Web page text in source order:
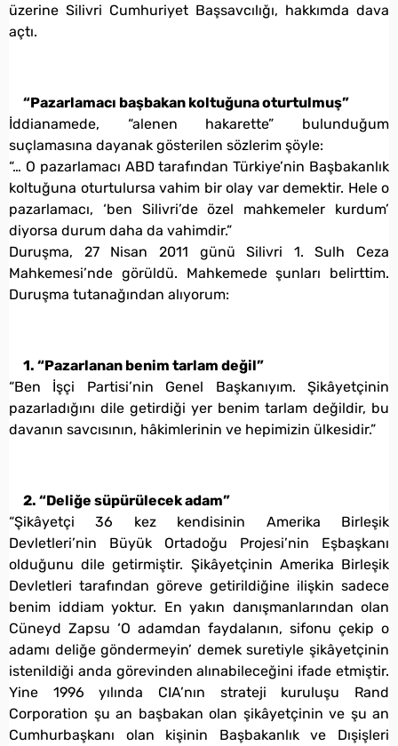
üzerine Silivri Cumhuriyet Başsavcılığı, hakkımda dava
açtı.
“Pazarlamacı başbakan koltuğuna oturtulmuş”
İddianamede, “alenen hakarette” bulunduğum
suçlamasına dayanak gösterilen sözlerim şöyle:
“… O pazarlamacı ABD tarafından Türkiye’nin Başbakanlık
koltuğuna oturtulursa vahim bir olay var demektir. Hele o
pazarlamacı, ‘ben Silivri’de özel mahkemeler kurdum’
diyorsa durum daha da vahimdir.”
Duruşma, 27 Nisan 2011 günü Silivri 1. Sulh Ceza
Mahkemesi’nde görüldü. Mahkemede şunları belirttim.
Duruşma tutanağından alıyorum:
1. “Pazarlanan benim tarlam değil”
“Ben İşçi Partisi’nin Genel Başkanıyım. Şikâyetçinin
pazarladığını dile getirdiği yer benim tarlam değildir, bu
davanın savcısının, hâkimlerinin ve hepimizin ülkesidir.”
2. “Deliğe süpürülecek adam”
“Şikâyetçi 36 kez kendisinin Amerika Birleşik
Devletleri’nin Büyük Ortadoğu Projesi’nin Eşbaşkanı
olduğunu dile getirmiştir. Şikâyetçinin Amerika Birleşik
Devletleri tarafından göreve getirildiğine ilişkin sadece
benim iddiam yoktur. En yakın danışmanlarından olan
Cüneyd Zapsu ‘O adamdan faydalanın, sifonu çekip o
adamı deliğe göndermeyin’ demek suretiyle şikâyetçinin
istenildiği anda görevinden alınabileceğini ifade etmiştir.
Yine 1996 yılında CIA’nın strateji kuruluşu Rand
Corporation şu an başbakan olan şikâyetçinin ve şu an
Cumhurbaşkanı olan kişinin Başbakanlık ve Dışişleri